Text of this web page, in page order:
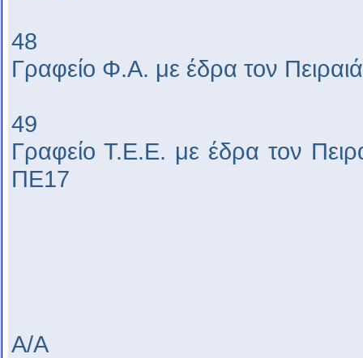
48
Γραφείο Φ.Α. με έδρα τον
49
Γραφείο Τ.Ε.Ε. με έδρα τον
ΠΕ17
Α/Α